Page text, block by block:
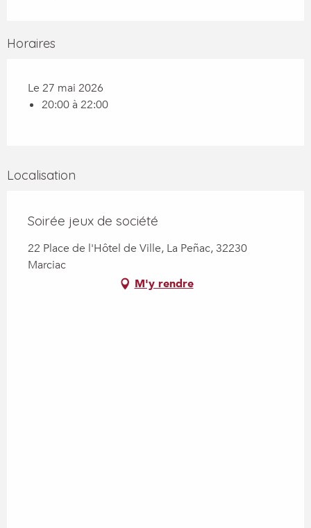
Horaires
Le 27 mai 2026
20:00 à 22:00
Localisation
Soirée jeux de société
22 Place de l'Hôtel de Ville, La Peñac, 32230
Marciac
M'y rendre